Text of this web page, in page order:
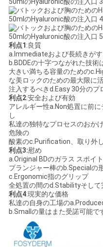
求
め
て
く
だ
さ
い
SHOPPING
ONLINE
地
利点1 :良質
a.Immediateおよび長続きが
b.BDDEの十字つながれた技
大きい満ちる容量のための
な美ロックのための最大限に
注入するべきd.Easy 30分のプ
利点2:安全および有効
アレルギー性a.Non処置に前
し
私達の独特なプロセスのおか
危険の
酸素のc.Purification、取り外
利点3:慰め
a.Original BDのガラス スポイ
プランジャー棒のb.Specialの
c.Ergonomic指のグリップ
全処置の間のd.Stabilityそして
利点4:現実的な価格
私達の自身の工場の
b.Smallの量はまた受諾可能で